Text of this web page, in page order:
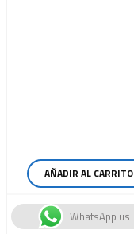
AÑADIR AL CARRITO
WhatsApp us